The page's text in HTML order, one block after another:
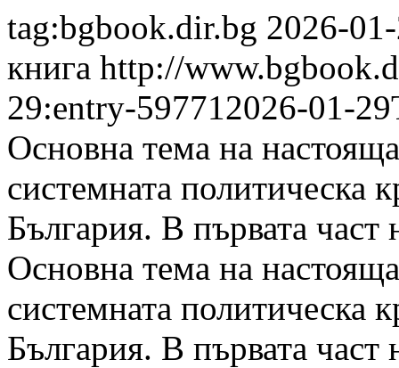
tag:bgbook.dir.bg 2026-
книга http://
29:entry-597712026-01-
Основна тема на
системната политическа
България. В първата част
Основна тема на
системната политическа
България. В първата част